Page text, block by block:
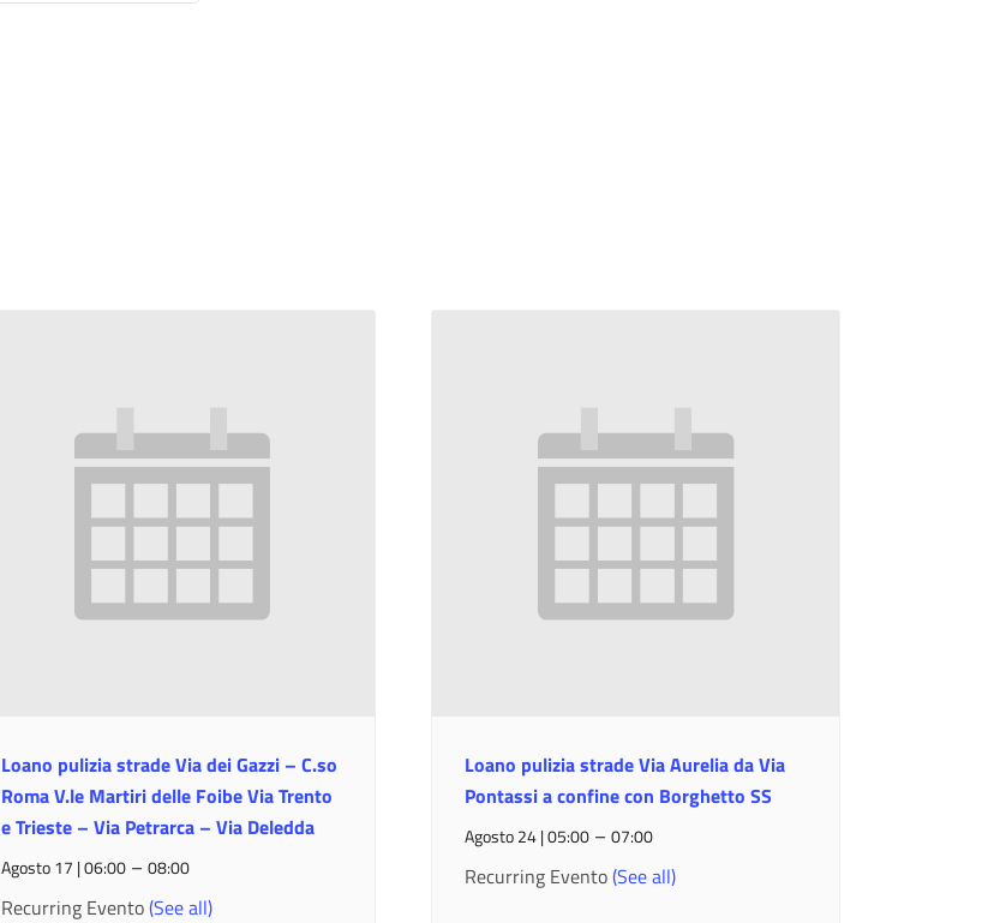
Loano pulizia strade Via dei Gazzi – C.so
Roma V.le Martiri delle Foibe Via Trento
e Trieste – Via Petrarca – Via Deledda
Agosto 17 | 06:00– 08:00
Recurring Evento(See all)
Loano pulizia strade Via Aurelia da Via
Pontassi a confine con Borghetto SS
Agosto 24 | 05:00 –07:00
Recurring Evento(See all)